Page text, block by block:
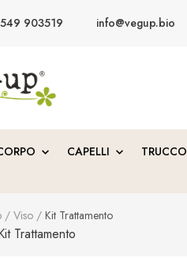
903519 info@vegup.bio
CAPELLI TRUCCO
/ Viso / Kit Trattamento
Trattamento